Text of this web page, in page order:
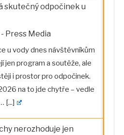
skutečný odpočinek u
- Press Media
u vody dnes návštěvníkům
jen program a soutěže, ale
i prostor pro odpočinek.
na to jde chytře – vedle
[...]
nerozhoduje jen